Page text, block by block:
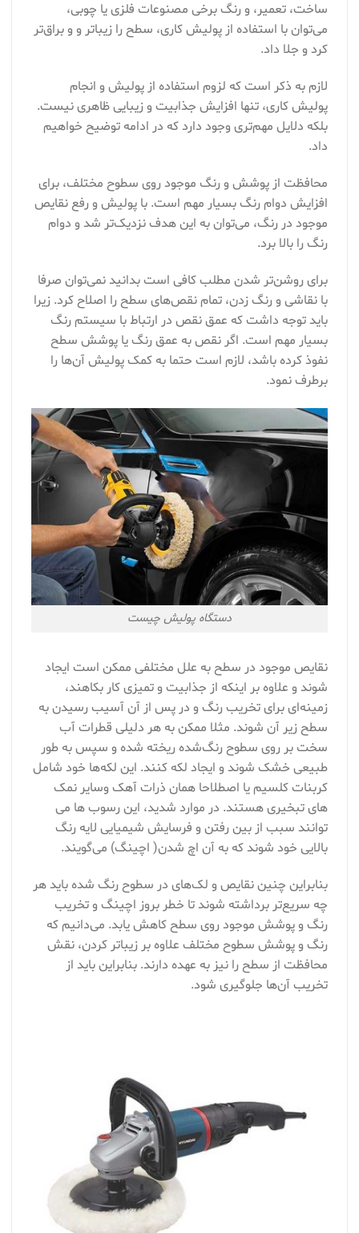
ساخت، تعمیر، و رنگ برخی مصنوعات فلزی یا چوبی،
می‌توان با استفاده از پولیش کاری، سطح را زیباتر و و براق‌تر
کرد و جلا داد.
لازم به ذکر است که لزوم استفاده از پولیش و انجام
پولیش کاری، تنها افزایش جذابیت و زیبایی ظاهری نیست.
بلکه دلایل مهم‌تری وجود دارد که در ادامه توضیح خواهیم
داد.
محافظت از پوشش و رنگ موجود روی سطوح مختلف، برای
افزایش دوام رنگ بسیار مهم است. با پولیش و رفع نقایص
موجود در رنگ، می‌‌توان به این هدف نزدیک‌تر شد و دوام
رنگ را بالا برد.
برای روشن‌تر شدن مطلب کافی است بدانید نمی‌توان صرفا
با نقاشی و رنگ زدن، تمام نقص‌های سطح را اصلاح کرد. زیرا
باید توجه داشت که عمق نقص در ارتباط با سیستم رنگ
بسیار مهم است. اگر نقص به عمق رنگ یا پوشش سطح
نفوذ کرده باشد، لازم است حتما به کمک پولیش آن‌ها را
برطرف نمود.
دستگاه پولیش چیست
نقایص موجود در سطح به علل مختلفی ممکن است ایجاد
شوند و علاوه بر اینکه از جذابیت و تمیزی کار بکاهند،
زمینه‌ای برای تخریب رنگ و در پس از آن آسیب رسیدن به
سطح زیر آن شوند. مثلا ممکن به هر دلیلی قطرات آب
سخت بر روی سطوح رنگ‌شده ریخته شده و سپس به طور
طبیعی خشک شوند و ایجاد لکه کنند. این لکه‌ها خود شامل
کربنات کلسیم یا اصطلاحا همان ذرات آهک وسایر نمک
های تبخیری هستند. در موارد شدید، این رسوب ها می
توانند سبب از بین رفتن و فرسایش شیمیایی لایه رنگ
بالایی خود شوند که به آن اچ شدن( اچینگ) می‌گویند.
بنابراین چنین نقایص و لک‌های در سطوح رنگ شده باید هر
چه سریع‌تر برداشته شوند تا خطر بروز اچینگ و تخریب
رنگ و پوشش موجود روی سطح کاهش یابد. می‌دانیم که
رنگ و پوشش سطوح مختلف علاوه بر زیباتر کردن، نقش
محافظت از سطح را نیز به عهده دارند. بنابراین باید از
تخریب آن‌ها جلوگیری شود.